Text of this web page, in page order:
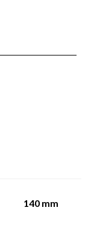
140 mm